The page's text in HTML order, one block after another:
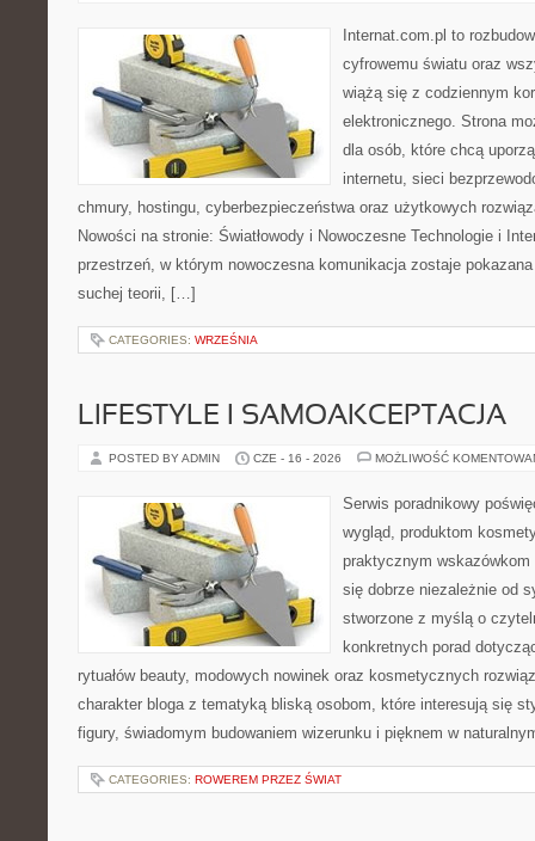
Internat.com.pl to
cyfrowemu światu oraz
wiążą się z codziennym
elektronicznego. Strona
dla osób, które chcą
internetu, sieci
chmury, hostingu, cyberbezpieczeństwa oraz użytkowych
Nowości na stronie: Światłowody i Nowoczesne Technologie i
przestrzeń, w którym nowoczesna komunikacja zostaje
suchej teorii, […]
CATEGORIES: WRZEŚNIA
LIFESTYLE I SAMOAKCEPTACJA
POSTED BY ADMIN CZE - 16 - 2026 MOŻLIWOŚĆ
Serwis poradnikowy
wygląd, produktom
praktycznym
się dobrze niezależnie od
stworzone z myślą o
konkretnych porad
rytuałów beauty, modowych nowinek oraz kosmetycznych
charakter bloga z tematyką bliską osobom, które interesują się
figury, świadomym budowaniem wizerunku i pięknem w
CATEGORIES: ROWEREM PRZEZ ŚWIAT